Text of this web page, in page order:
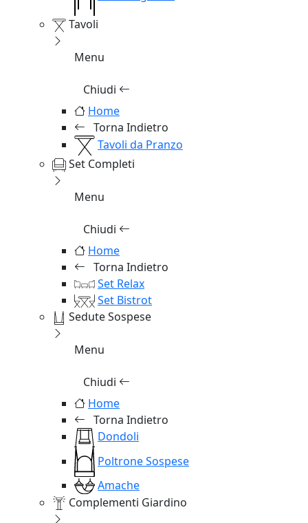
Tavoli
Menu
Chiudi
Home
Torna Indietro
Tavoli da Pranzo
Set Completi
Menu
Chiudi
Home
Torna Indietro
Set Relax
Set Bistrot
Sedute Sospese
Menu
Chiudi
Home
Torna Indietro
Dondoli
Poltrone Sospese
Amache
Complementi Giardino